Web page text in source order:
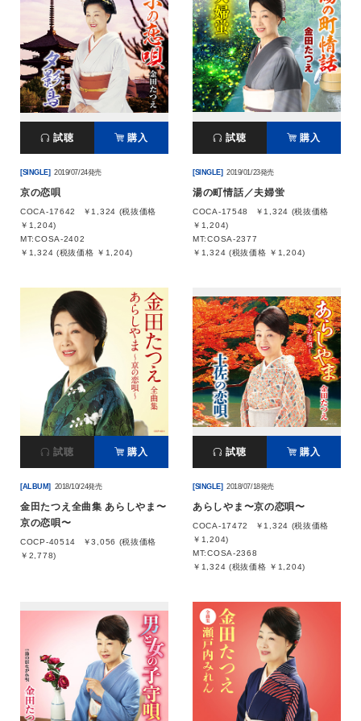
試聴 購入
[SINGLE] 2019/07/24発売
京の恋唄
COCA-17642
￥1,324 (税抜価格
￥1,204)
MT:COSA-2402
￥1,324 (税抜価格 ￥1,204)
試聴 購入
[SINGLE] 2019/01/23発売
湯の町情話／夫婦蛍
COCA-17548
￥1,324 (税抜価格
￥1,204)
MT:COSA-2377
￥1,324 (税抜価格 ￥1,204)
試聴 購入
[ALBUM] 2018/10/24発売
金田たつえ全曲集 あらしやま〜
京の恋唄〜
COCP-40514
￥3,056 (税抜価格
￥2,778)
試聴 購入
[SINGLE] 2018/07/18発売
あらしやま〜京の恋唄〜
COCA-17472
￥1,324 (税抜価格
￥1,204)
MT:COSA-2368
￥1,324 (税抜価格 ￥1,204)